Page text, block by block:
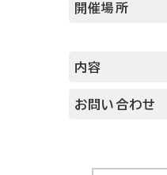
開催場所
内容
お問い合わせ